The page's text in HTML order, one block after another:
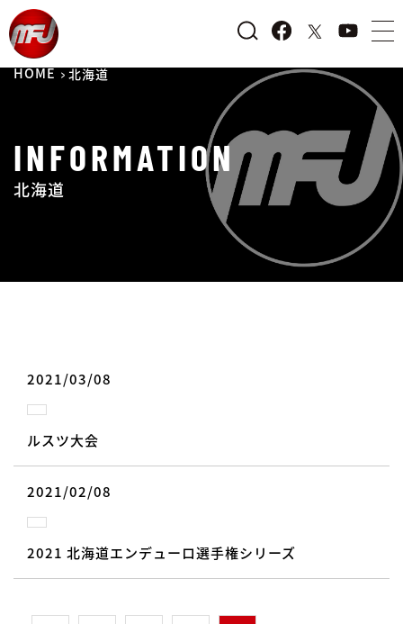
HOME 北海道
INFORMATION
北海道
2021/03/08
ルスツ大会
2021/02/08
2021 北海道エンデューロ選手権シリーズ